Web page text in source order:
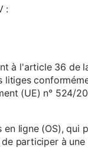
:
à l'article 36 de
(UE) n° 524/
ligne (OS), qui
participer à